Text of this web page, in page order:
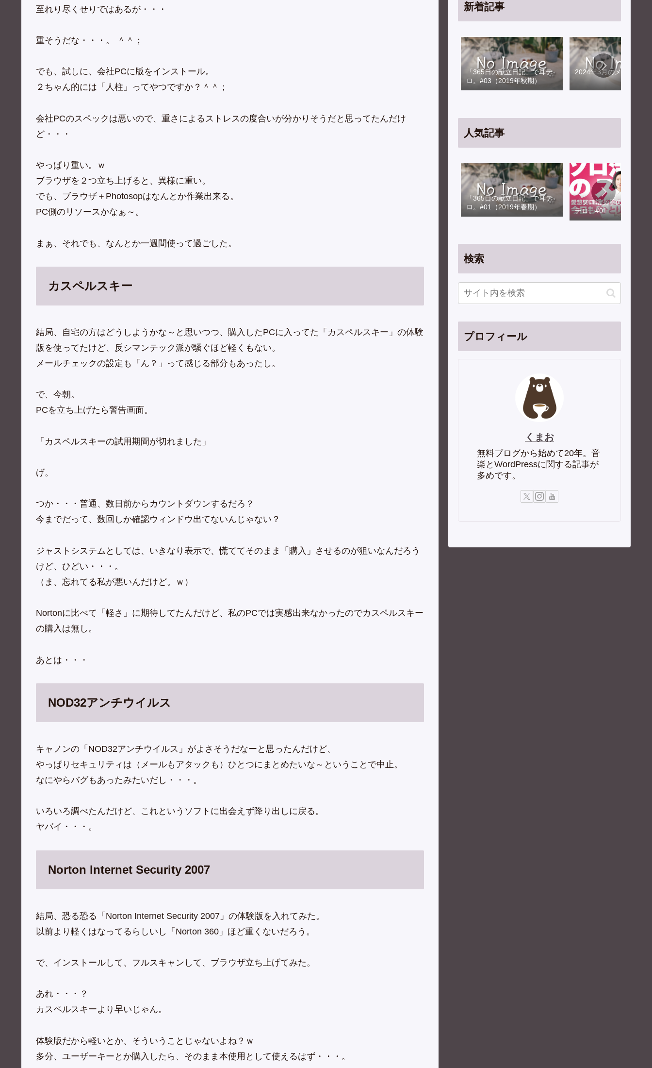
至れり尽くせりではあるが・・・
重そうだな・・・。 ＾＾；
でも、試しに、会社PCに版をインストール。
２ちゃん的には「人柱」ってやつですか？＾＾；
会社PCのスペックは悪いので、重さによるストレスの度合いが分かりそうだと思ってたんだけ
ど・・・
やっぱり重い。ｗ
ブラウザを２つ立ち上げると、異様に重い。
でも、ブラウザ＋Photosopはなんとか作業出来る。
PC側のリソースかなぁ～。
まぁ、それでも、なんとか一週間使って過ごした。
カスペルスキー
結局、自宅の方はどうしようかな～と思いつつ、購入したPCに入ってた「カスペルスキー」の体験
版を使ってたけど、反シマンテック派が騒ぐほど軽くもない。
メールチェックの設定も「ん？」って感じる部分もあったし。
で、今朝。
PCを立ち上げたら警告画面。
「カスペルスキーの試用期間が切れました」
げ。
つか・・・普通、数日前からカウントダウンするだろ？
今までだって、数回しか確認ウィンドウ出てないんじゃない？
ジャストシステムとしては、いきなり表示で、慌ててそのまま「購入」させるのが狙いなんだろう
けど、ひどい・・・。
（ま、忘れてる私が悪いんだけど。ｗ）
Nortonに比べて「軽さ」に期待してたんだけど、私のPCでは実感出来なかったのでカスペルスキー
の購入は無し。
あとは・・・
NOD32アンチウイルス
キャノンの「NOD32アンチウイルス」がよさそうだなーと思ったんだけど、
やっぱりセキュリティは（メールもアタックも）ひとつにまとめたいな～ということで中止。
なにやらバグもあったみたいだし・・・。
いろいろ調べたんだけど、これというソフトに出会えず降り出しに戻る。
ヤバイ・・・。
Norton Internet Security 2007
結局、恐る恐る「Norton Internet Security 2007」の体験版を入れてみた。
以前より軽くはなってるらしいし「Norton 360」ほど重くないだろう。
で、インストールして、フルスキャンして、ブラウザ立ち上げてみた。
あれ・・・？
カスペルスキーより早いじゃん。
体験版だから軽いとか、そういうことじゃないよね？ｗ
多分、ユーザーキーとか購入したら、そのまま本使用として使えるはず・・・。
新着記事
「365日の献立日記」で耳テ
ロ。#03（2019年秋期）
2024年3月のメンテナン
人気記事
「365日の献立日記」で耳テ
ロ。#01（2019年春期）
「ソロ活女子のススメ」
テロ。#01
検索
プロフィール
くまお
無料ブログから始めて20年。音
楽とWordPressに関する記事が
多めです。